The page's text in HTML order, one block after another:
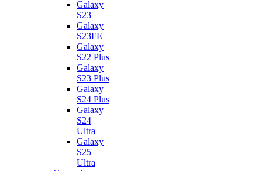
Galaxy
S23
Galaxy
S23FE
Galaxy
S22 Plus
Galaxy
S23 Plus
Galaxy
S24 Plus
Galaxy
S24
Ultra
Galaxy
S25
Ultra